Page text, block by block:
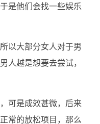
是他们会找一些娱乐
以大部分女人对于男
人越是想要去尝试，
可是成效甚微，后来
常的放松项目，那么